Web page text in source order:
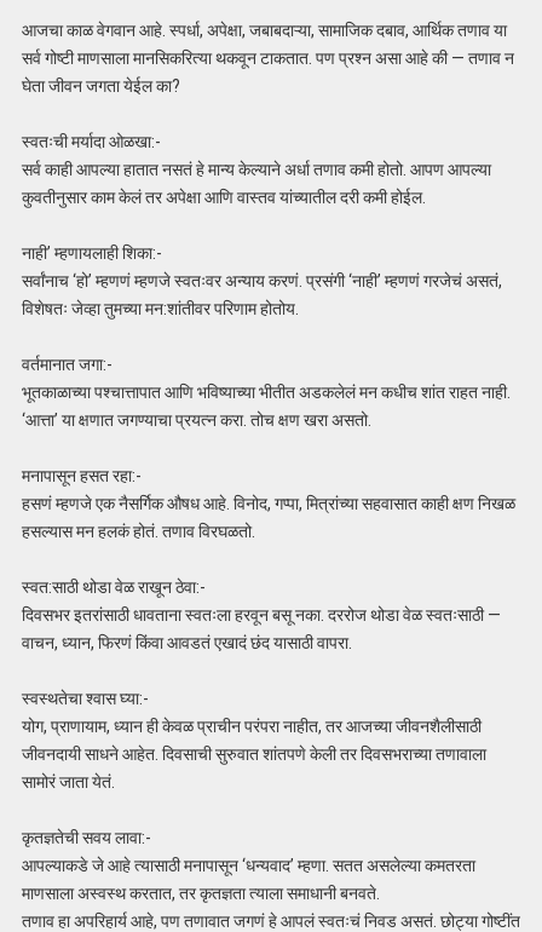
आजचा काळ वेगवान आहे. स्पर्धा, अपेक्षा, जबाबदाऱ्या, सामाजिक दबाव, आर्थिक तणाव या
सर्व गोष्टी माणसाला मानसिकरित्या थकवून टाकतात. पण प्रश्न असा आहे की — तणाव न
घेता जीवन जगता येईल का?
स्वतःची मर्यादा ओळखा:-
सर्व काही आपल्या हातात नसतं हे मान्य केल्याने अर्धा तणाव कमी होतो. आपण आपल्या
कुवतीनुसार काम केलं तर अपेक्षा आणि वास्तव यांच्यातील दरी कमी होईल.
नाही’ म्हणायलाही शिका:-
सर्वांनाच ‘हो’ म्हणणं म्हणजे स्वतःवर अन्याय करणं. प्रसंगी ‘नाही’ म्हणणं गरजेचं असतं,
विशेषतः जेव्हा तुमच्या मन:शांतीवर परिणाम होतोय.
वर्तमानात जगा:-
भूतकाळाच्या पश्चात्तापात आणि भविष्याच्या भीतीत अडकलेलं मन कधीच शांत राहत नाही.
‘आत्ता’ या क्षणात जगण्याचा प्रयत्न करा. तोच क्षण खरा असतो.
मनापासून हसत रहा:-
हसणं म्हणजे एक नैसर्गिक औषध आहे. विनोद, गप्पा, मित्रांच्या सहवासात काही क्षण निखळ
हसल्यास मन हलकं होतं. तणाव विरघळतो.
स्वत:साठी थोडा वेळ राखून ठेवा:-
दिवसभर इतरांसाठी धावताना स्वतःला हरवून बसू नका. दररोज थोडा वेळ स्वतःसाठी —
वाचन, ध्यान, फिरणं किंवा आवडतं एखादं छंद यासाठी वापरा.
स्वस्थतेचा श्वास घ्या:-
योग, प्राणायाम, ध्यान ही केवळ प्राचीन परंपरा नाहीत, तर आजच्या जीवनशैलीसाठी
जीवनदायी साधने आहेत. दिवसाची सुरुवात शांतपणे केली तर दिवसभराच्या तणावाला
सामोरं जाता येतं.
कृतज्ञतेची सवय लावा:-
आपल्याकडे जे आहे त्यासाठी मनापासून ‘धन्यवाद’ म्हणा. सतत असलेल्या कमतरता
माणसाला अस्वस्थ करतात, तर कृतज्ञता त्याला समाधानी बनवते.
तणाव हा अपरिहार्य आहे, पण तणावात जगणं हे आपलं स्वतःचं निवड असतं. छोट्या गोष्टींत